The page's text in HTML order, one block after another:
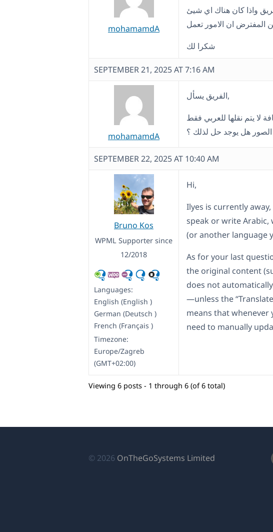
mohamamdA
واذا كان هناك اي شيئ
شكرا لك
SEPTEMBER 21, 2025 AT 7:16 AM
mohamamdA
الفريق يسأل,
لا يتم نقلها للعربي فقط
الصور هل يوجد حل لذلك ؟
SEPTEMBER 22, 2025 AT 10:40 AM
Bruno Kos
WPML Supporter since
12/2018
Languages:
English (English )
German (Deutsch )
French (Français )
Timezone:
Europe/Zagreb
(GMT+02:00)
Hi,
Ilyes is currently
speak or write Arabic,
(or another language
As for your last
the original content
does not
—unless the
means that whenever
need to manually
Viewing 6 posts - 1 through 6 (of 6 total)
© 2026 OnTheGoSystems Limited